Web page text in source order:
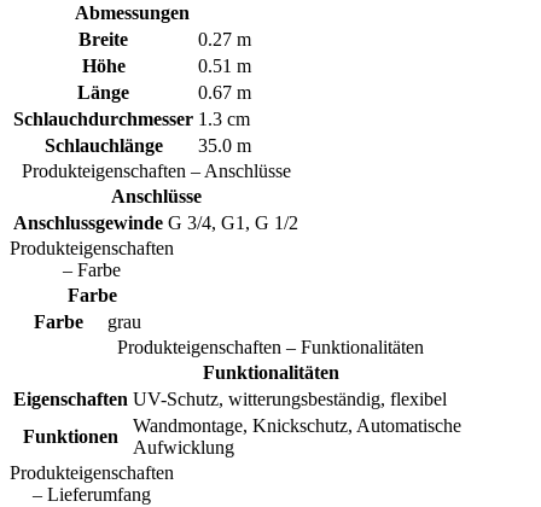
Abmessungen
Breite
0.27 m
Höhe
0.51 m
Länge
0.67 m
Schlauchdurchmesser 1.3 cm
Schlauchlänge
35.0 m
Produkteigenschaften – Anschlüsse
Anschlüsse
Anschlussgewinde G 3/4, G1, G 1/2
Produkteigenschaften
– Farbe
Farbe
Farbe
grau
Produkteigenschaften – Funktionalitäten
Funktionalitäten
Eigenschaften UV-Schutz, witterungsbeständig, flexibel
Funktionen
Wandmontage, Knickschutz, Automatische
Aufwicklung
Produkteigenschaften
– Lieferumfang